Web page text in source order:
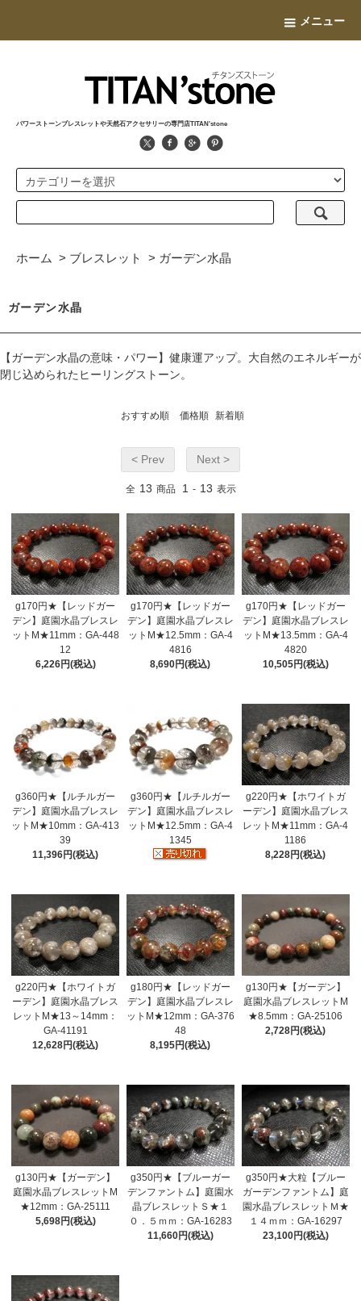
メニュー
パワーストーンブレスレットや天然石アクセサリーの専門店TITAN'stone
ホーム > ブレスレット > ガーデン水晶
ガーデン水晶
【ガーデン水晶の意味・パワー】健康運アップ。大自然のエネルギーが
閉じ込められたヒーリングストーン。
おすすめ順 価格順 新着順
< Prev Next >
全 13 商品 1 - 13 表示
g170円★【レッドガー
デン】庭園水晶ブレスレ
ットM★11mm：GA-448
12
6,226円(税込)
g170円★【レッドガー
デン】庭園水晶ブレスレ
ットM★12.5mm：GA-4
4816
8,690円(税込)
g170円★【レッドガー
デン】庭園水晶ブレスレ
ットM★13.5mm：GA-4
4820
10,505円(税込)
g360円★【ルチルガー
デン】庭園水晶ブレスレ
ットM★10mm：GA-413
39
11,396円(税込)
g360円★【ルチルガー
デン】庭園水晶ブレスレ
ットM★12.5mm：GA-4
1345
g220円★【ホワイトガ
ーデン】庭園水晶ブレス
レットM★11mm：GA-4
1186
8,228円(税込)
g220円★【ホワイトガ
ーデン】庭園水晶ブレス
レットM★13～14mm：
GA-41191
12,628円(税込)
g180円★【レッドガー
デン】庭園水晶ブレスレ
ットM★12mm：GA-376
48
8,195円(税込)
g130円★【ガーデン】
庭園水晶ブレスレットM
★8.5mm：GA-25106
2,728円(税込)
g130円★【ガーデン】
庭園水晶ブレスレットM
★12mm：GA-25111
5,698円(税込)
g350円★【ブルーガー
デンファントム】庭園水
晶ブレスレットＳ★１
０．５ｍｍ：GA-16283
11,660円(税込)
g350円★大粒【ブルー
ガーデンファントム】庭
園水晶ブレスレットＭ★
１４ｍｍ：GA-16297
23,100円(税込)